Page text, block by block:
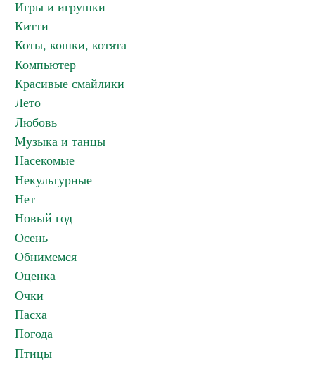
Игры и игрушки
Китти
Коты, кошки, котята
Компьютер
Красивые смайлики
Лето
Любовь
Музыка и танцы
Насекомые
Некультурные
Нет
Новый год
Осень
Обнимемся
Оценка
Очки
Пасха
Погода
Птицы